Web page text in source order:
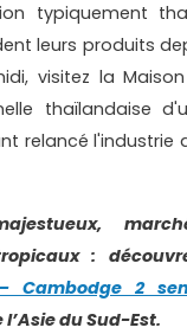
typiquement
leurs produits
visitez la
thaïlandaise
relancé l'industrie
:
Cambodge 2
l’Asie du Sud-Est.